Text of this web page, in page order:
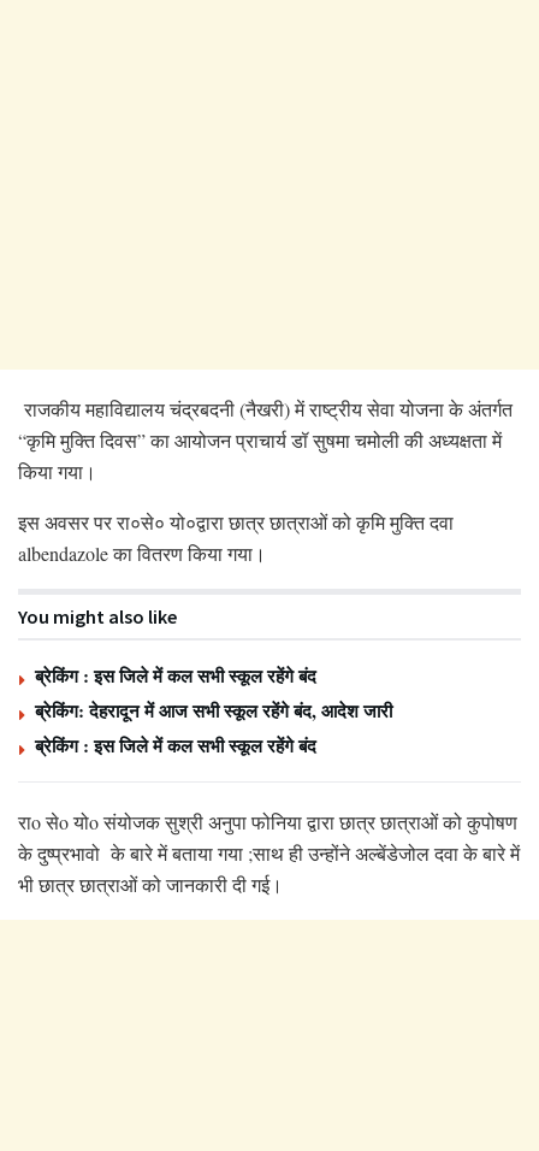
राजकीय महाविद्यालय चंद्रबदनी (नैखरी) में राष्ट्रीय सेवा योजना के अंतर्गत
“कृमि मुक्ति दिवस” का आयोजन प्राचार्य डॉ सुषमा चमोली की अध्यक्षता में
किया गया।
इस अवसर पर रा०से० यो०द्वारा छात्र छात्राओं को कृमि मुक्ति दवा
albendazole का वितरण किया गया।
You might also like
ब्रेकिंग : इस जिले में कल सभी स्कूल रहेंगे बंद
ब्रेकिंग: देहरादून में आज सभी स्कूल रहेंगे बंद, आदेश जारी
ब्रेकिंग : इस जिले में कल सभी स्कूल रहेंगे बंद
राo सेo योo संयोजक सुश्री अनुपा फोनिया द्वारा छात्र छात्राओं को कुपोषण
के दुष्प्रभावो के बारे में बताया गया ;साथ ही उन्होंने अल्बेंडेजोल दवा के बारे में
भी छात्र छात्राओं को जानकारी दी गई।